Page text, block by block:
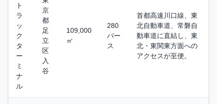
ト
ラ
ッ
ク
タ
ー
ミ
ナ
ル
京
都
足
立
区
入
谷
109,000
㎡
280
バー
ス
首都高速川口線、東
北自動車道、常磐自
動車道に直結し、東
北・東関東方面への
アクセスが至便。